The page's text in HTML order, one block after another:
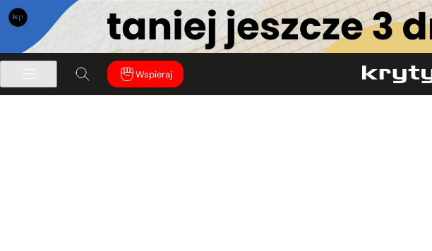
Wspieraj